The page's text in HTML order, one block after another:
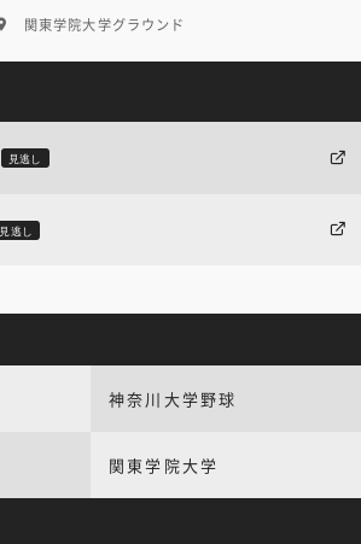
関東学院大学グラウンド
見逃し
見逃し
神奈川大学野球
関東学院大学